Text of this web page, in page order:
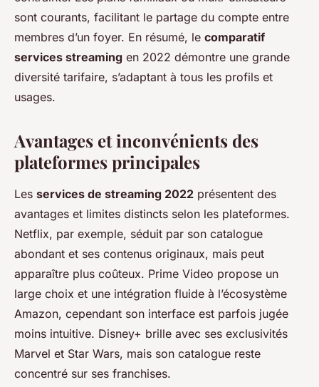
sont courants, facilitant le partage du compte entre
membres d’un foyer. En résumé, le comparatif
services streaming en 2022 démontre une grande
diversité tarifaire, s’adaptant à tous les profils et
usages.
Avantages et inconvénients des
plateformes principales
Les services de streaming 2022 présentent des
avantages et limites distincts selon les plateformes.
Netflix, par exemple, séduit par son catalogue
abondant et ses contenus originaux, mais peut
apparaître plus coûteux. Prime Video propose un
large choix et une intégration fluide à l’écosystème
Amazon, cependant son interface est parfois jugée
moins intuitive. Disney+ brille avec ses exclusivités
Marvel et Star Wars, mais son catalogue reste
concentré sur ses franchises.